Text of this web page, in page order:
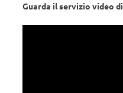
Guarda il servizio video di